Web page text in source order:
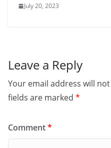
July 20, 2023
Leave a Reply
Your email address will
fields are marked *
Comment*